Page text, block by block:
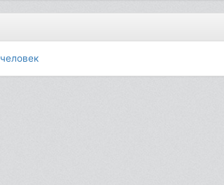
человек